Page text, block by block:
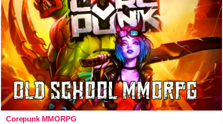
Corepunk MMORPG